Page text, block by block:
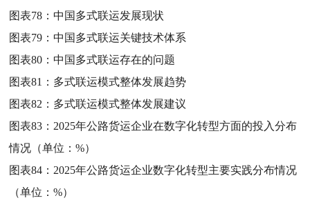
图表78：中国多式联运发展现状
图表79：中国多式联运关键技术体系
图表80：中国多式联运存在的问题
图表81： 多式联运模式整体发展趋势
图表82： 多式联运模式整体发展建议
图表83： 2025年公路货运企业在数字化转型方面的投入分布
情况（单位：%）
图表84： 2025年公路货运企业数字化转型主要实践分布情况
（单位：%）